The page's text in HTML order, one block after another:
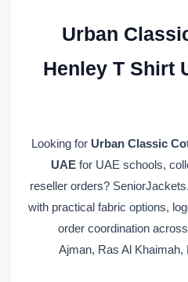
Urban
Henley T Shirt
Looking for Urban Classic
UAE for UAE schools,
reseller orders?
with practical fabric options,
order coordination
Ajman, Ras Al Khaimah,